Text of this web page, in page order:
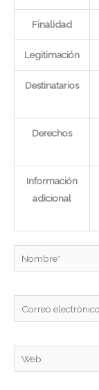
Finalidad
Legitimación
Destinatarios
Derechos
Información
adicional
Nombre*
electrónico*